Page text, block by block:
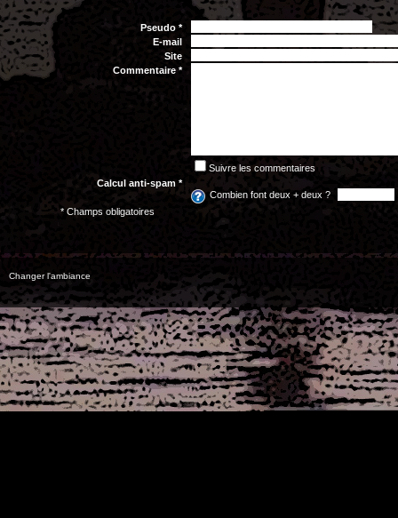
Pseudo *
E-mail
Site
Commentaire *
Suivre les commentaires
Calcul anti-spam *
Combien font deux + deux ?
* Champs obligatoires
Changer l'ambiance